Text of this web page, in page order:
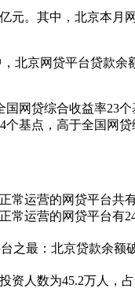
。其中，北京本月
京网贷平台贷款余
贷综合收益率23
基点，高于全国网贷
运营的网贷平台共
运营的网贷平台有
数为45.2万人，占